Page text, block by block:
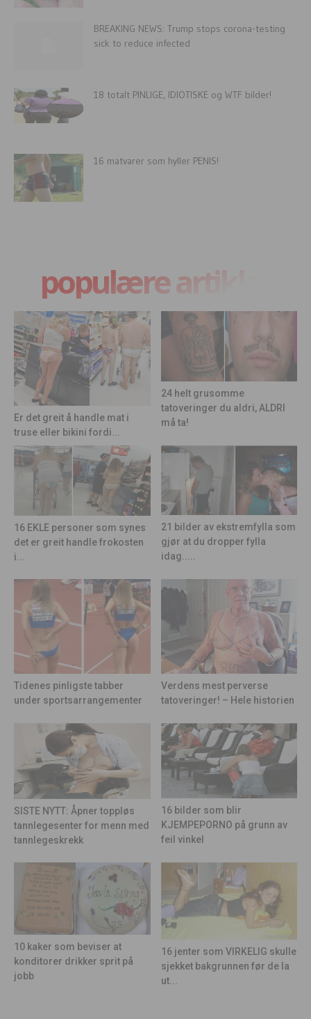
BREAKING NEWS: Trump stops corona-testing
sick to reduce infected
18 totalt PINLIGE, IDIOTISKE og WTF bilder!
16 matvarer som hyller PENIS!
populære artikler
Er det greit å handle mat i
truse eller bikini fordi...
24 helt grusomme
tatoveringer du aldri, ALDRI
må ta!
16 EKLE personer som synes
det er greit handle frokosten
i...
21 bilder av ekstremfylla som
gjør at du dropper fylla
idag.....
Tidenes pinligste tabber
under sportsarrangementer
Verdens mest perverse
tatoveringer! – Hele historien
SISTE NYTT: Åpner toppløs
tannlegesenter for menn med
tannlegeskrekk
16 bilder som blir
KJEMPEPORNO på grunn av
feil vinkel
10 kaker som beviser at
konditorer drikker sprit på
jobb
16 jenter som VIRKELIG skulle
sjekket bakgrunnen før de la
ut...